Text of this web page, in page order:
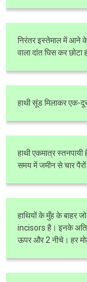
निरंतर इस्तेमाल में आने
वाला दांत घिस कर छोटा
हाथी सूंड मिलाकर एक-
हाथी एकमात्र
समय में जमीन से चार
हाथियों के मुँह के बाहर
incisors है। इनके
ऊपर और 2 नीचे। हर